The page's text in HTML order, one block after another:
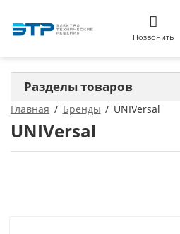
Позвонить
Главная Бренды UNIVersal
UNIVersal
Разделы товаров